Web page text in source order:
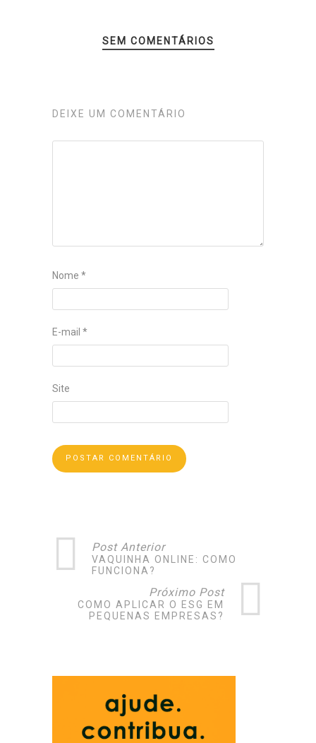
SEM COMENTÁRIOS
DEIXE UM COMENTÁRIO
Nome *
E-mail *
Site
Post Anterior
VAQUINHA ONLINE: COMO
FUNCIONA?
Próximo Post
COMO APLICAR O ESG EM
PEQUENAS EMPRESAS?